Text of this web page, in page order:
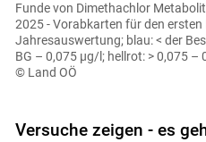
Funde von Dimethachlor
2025 - Vorabkarten für den
Jahresauswertung; blau: < der
BG – 0,075 µg/l; hellrot: > 0,075 –
© Land OÖ
Versuche zeigen - es